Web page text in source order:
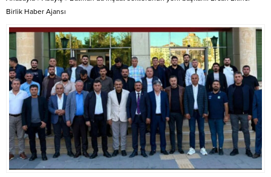
Birlik Haber Ajansı